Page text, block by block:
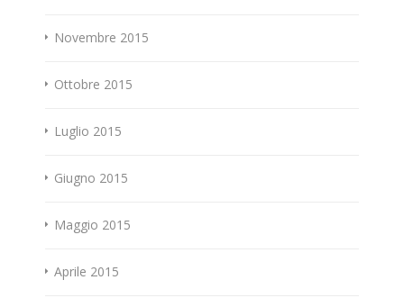
Novembre 2015
Ottobre 2015
Luglio 2015
Giugno 2015
Maggio 2015
Aprile 2015